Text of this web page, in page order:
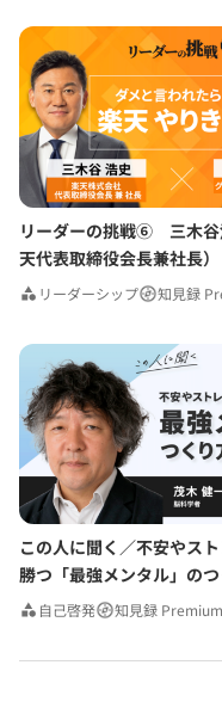
リーダーの挑戦⑥ 三木谷
天代表取締役会長兼社長）
リーダーシップ 知見録
この人に聞く／不安やス
勝つ「最強メンタル」の
自己啓発 知見録 Premium